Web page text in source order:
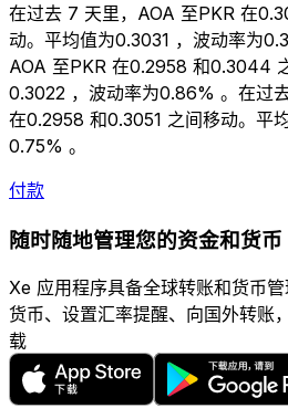
在过去 7 天里，AOA 至PKR 在
动。平均值为0.3031 ，波动率为
AOA 至PKR 在0.2958 和0.3044
0.3022 ，波动率为0.86% 。在过
在0.2958 和0.3051 之间移动。平
0.75% 。
付款
随时随地管理您的资金和货币
Xe 应用程序具备全球转账和货币
货币、设置汇率提醒、向国外转账
载